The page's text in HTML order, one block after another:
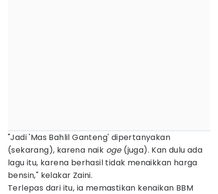
"Jadi 'Mas Bahlil Ganteng' dipertanyakan
(sekarang), karena naik oge (juga). Kan dulu ada
lagu itu, karena berhasil tidak menaikkan harga
bensin," kelakar Zaini.
Terlepas dari itu, ia memastikan kenaikan BBM